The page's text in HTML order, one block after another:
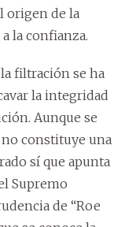
origen de la
la confianza.
filtración se ha
la integridad
Aunque se
constituye una
sí que apunta
Supremo
de “Roe